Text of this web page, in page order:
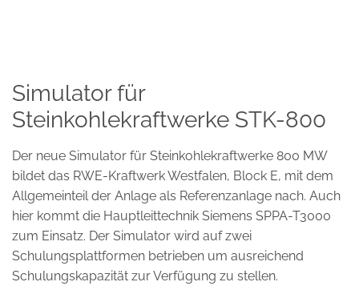
Simulator für
Steinkohlekraftwerke STK-800
Der neue Simulator für Steinkohlekraftwerke 800 MW
bildet das RWE-Kraftwerk Westfalen, Block E, mit dem
Allgemeinteil der Anlage als Referenzanlage nach. Auch
hier kommt die Hauptleittechnik Siemens SPPA-T3000
zum Einsatz. Der Simulator wird auf zwei
Schulungsplattformen betrieben um ausreichend
Schulungskapazität zur Verfügung zu stellen.